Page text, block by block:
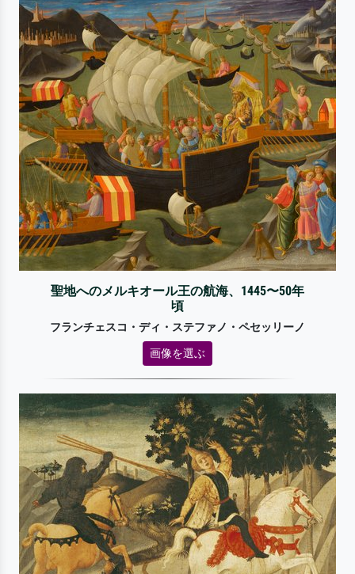
聖地へのメルキオール王の航海、1445〜50年
頃
フランチェスコ・ディ・ステファノ・ペセッリーノ
画像を選ぶ